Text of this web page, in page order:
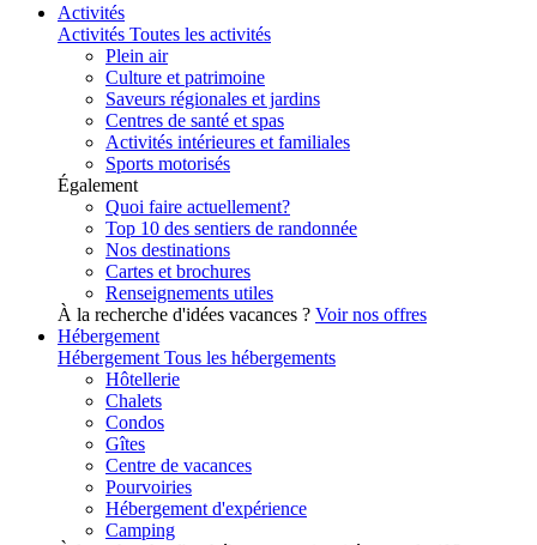
Activités
Activités Toutes les activités
Plein air
Culture et patrimoine
Saveurs régionales et jardins
Centres de santé et spas
Activités intérieures et familiales
Sports motorisés
Également
Quoi faire actuellement?
Top 10 des sentiers de randonnée
Nos destinations
Cartes et brochures
Renseignements utiles
À la recherche d'idées vacances ? Voir nos offres
Hébergement
Hébergement Tous les hébergements
Hôtellerie
Chalets
Condos
Gîtes
Centre de vacances
Pourvoiries
Hébergement d'expérience
Camping